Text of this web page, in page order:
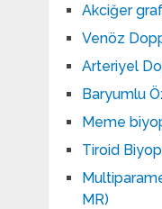
Akciğer
Venöz
Arteriyel
Baryumlu
Meme
Tiroid
MR)